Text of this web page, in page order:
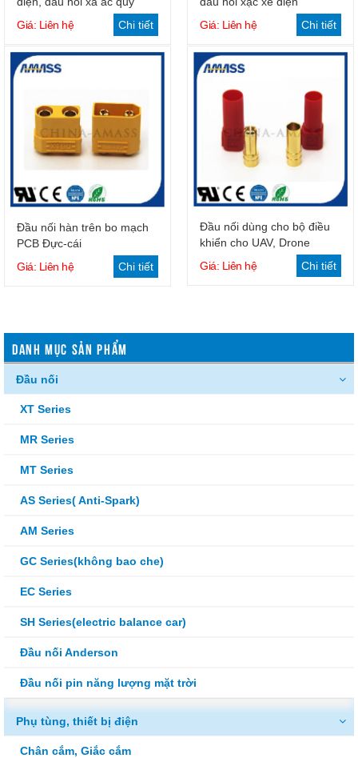
Giá: Liên hệ
Chi tiết
Giá: Liên hệ
Chi tiết
Đầu nối hàn trên bo mạch
PCB Đực-cái
Giá: Liên hệ
Chi tiết
Đầu nối dùng cho bộ điều
khiển cho UAV, Drone
Giá: Liên hệ
Chi tiết
DANH MỤC SẢN PHẨM
Đầu nối
XT Series
MR Series
MT Series
AS Series( Anti-Spark)
AM Series
GC Series(không bao che)
EC Series
SH Series(electric balance car)
Đầu nối Anderson
Đầu nối pin năng lượng mặt trời
Phụ tùng, thiết bị điện
Chân cắm, Giắc cắm